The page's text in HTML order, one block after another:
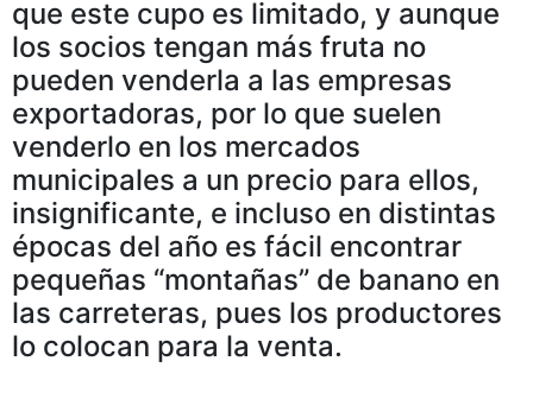
que este cupo es limitado, y aunque
los socios tengan más fruta no
pueden venderla a las empresas
exportadoras, por lo que suelen
venderlo en los mercados
municipales a un precio para ellos,
insignificante, e incluso en distintas
épocas del año es fácil encontrar
pequeñas “montañas” de banano en
las carreteras, pues los productores
lo colocan para la venta.